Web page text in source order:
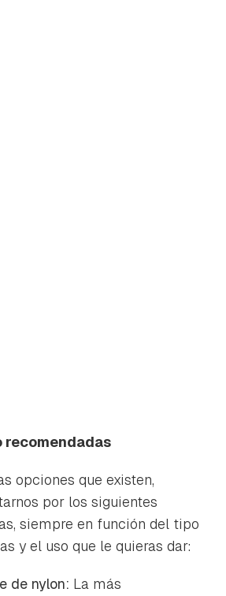
recomendadas
opciones que existen,
por los siguientes
siempre en función del tipo
y el uso que le quieras dar:
de nylon: La más